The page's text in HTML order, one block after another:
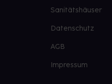
Sanitätshäuser
Datenschutz
AGB
Impressum